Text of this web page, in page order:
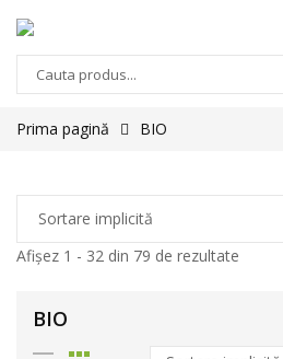
Prima pagină BIO
Afișez 1 - 32 din 79 de rezultate
BIO